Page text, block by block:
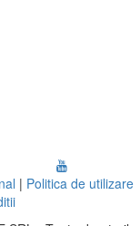
| Politica de utilizare